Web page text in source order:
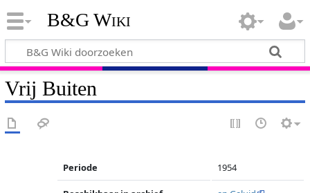
B&G Wiki
Vrij Buiten
Periode 1954